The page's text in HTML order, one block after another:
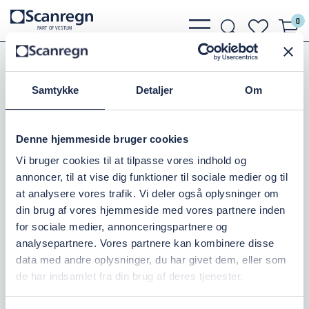
Samtykke Detaljer Om
Denne hjemmeside bruger cookies
Vi bruger cookies til at tilpasse vores indhold og
annoncer, til at vise dig funktioner til sociale medier og til
at analysere vores trafik. Vi deler også oplysninger om
din brug af vores hjemmeside med vores partnere inden
for sociale medier, annonceringspartnere og
analysepartnere. Vores partnere kan kombinere disse
data med andre oplysninger, du har givet dem, eller som
de har indsamlet fra din brug af deres tjenester.
PARTOF VESTUM
bars
light
search
light
heart 0
Koblinger Bauer Rustfri Kugle
HK KUGLE, RUSTFRI 159MM
Varenr.:504070159
På lager: 4
1.118,75 DKK inkl. moms
Læg i kurv